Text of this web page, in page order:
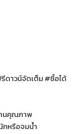
ดาวน์จัดเต็ม #ซื้อได้
นคุณภาพ
กหรือจมน้ำ